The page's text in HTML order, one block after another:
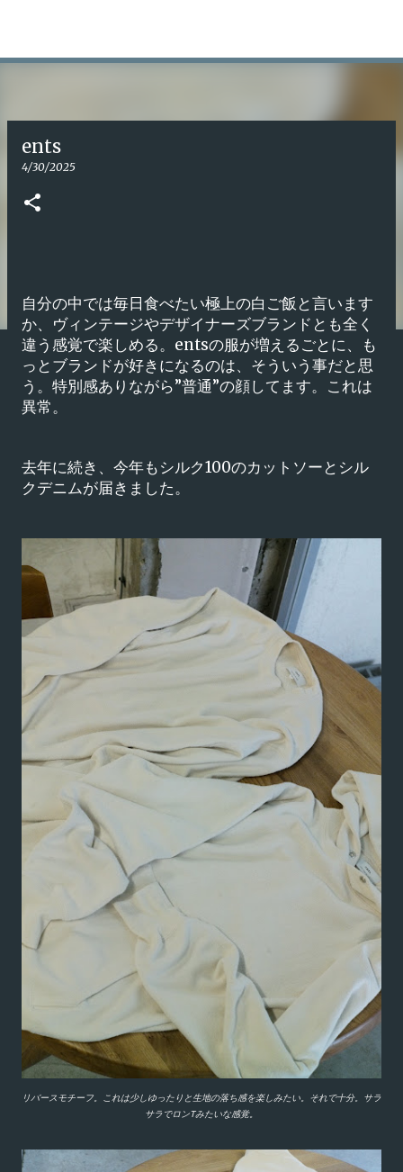
ents
4/30/2025
自分の中では毎日食べたい極上の白ご飯と言います
か、ヴィンテージやデザイナーズブランドとも全く
違う感覚で楽しめる。entsの服が増えるごとに、も
っとブランドが好きになるのは、そういう事だと思
う。特別感ありながら”普通”の顔してます。これは
異常。
去年に続き、今年もシルク100のカットソーとシル
クデニムが届きました。
リバースモチーフ。これは少しゆったりと生地の落ち感を楽しみたい。それで十分。サラ
サラでロンTみたいな感覚。